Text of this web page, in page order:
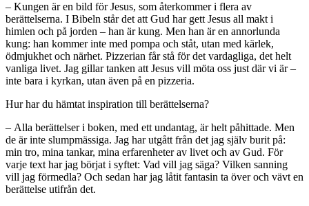
– Kungen är en bild för Jesus, som återkommer i flera av
berättelserna. I Bibeln står det att Gud har gett Jesus all makt i
himlen och på jorden – han är kung. Men han är en annorlunda
kung: han kommer inte med pompa och ståt, utan med kärlek,
ödmjukhet och närhet. Pizzerian får stå för det vardagliga, det helt
vanliga livet. Jag gillar tanken att Jesus vill möta oss just där vi är –
inte bara i kyrkan, utan även på en pizzeria.
Hur har du hämtat inspiration till berättelserna?
– Alla berättelser i boken, med ett undantag, är helt påhittade. Men
de är inte slumpmässiga. Jag har utgått från det jag själv burit på:
min tro, mina tankar, mina erfarenheter av livet och av Gud. För
varje text har jag börjat i syftet: Vad vill jag säga? Vilken sanning
vill jag förmedla? Och sedan har jag låtit fantasin ta över och vävt en
berättelse utifrån det.